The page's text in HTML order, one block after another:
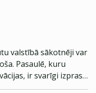
valstībā sākotnēji var
Pasaulē, kuru
ir svarīgi izprast
naudas veidu, kas